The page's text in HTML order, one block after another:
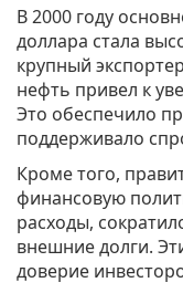
В 2000 году
доллара стала
крупный
нефть привел к
Это обеспечило
поддерживало
Кроме того,
финансовую
расходы,
внешние долги.
доверие